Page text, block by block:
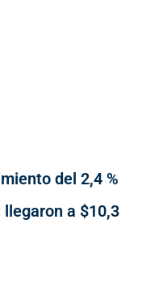
del 2,4 %
a $10,3